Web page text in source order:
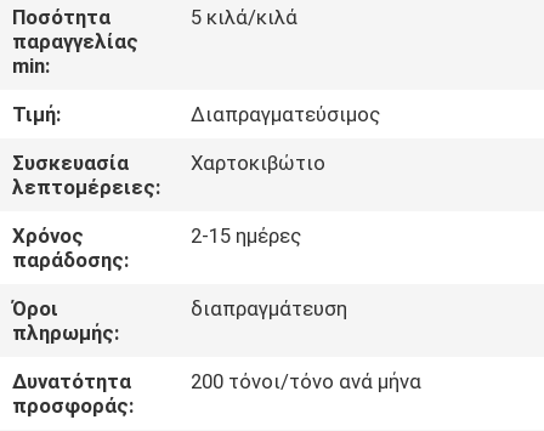
ΠΟΙΟΤΙΚΌΣ
ΜΑΣ
ΕΛΆΤΕ
ΣΕ
ΕΠΑΦΉ
ΜΕ
ΕΙΔΉΣΕΙΣ
Ποσότητα
παραγγελίας
min:
5 κιλά/κιλά
Τιμή:
Διαπραγματεύσιμος
Συσκευασία
λεπτομέρειες:
Χαρτοκιβώτιο
Χρόνος
παράδοσης:
2-15 ημέρες
Όροι
πληρωμής:
διαπραγμάτευση
Δυνατότητα
προσφοράς:
200 τόνοι/τόνο ανά μήνα